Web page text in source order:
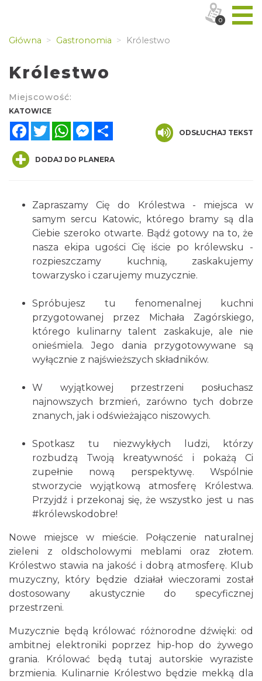
Główna Gastronomia Królestwo
Królestwo
Miejscowość:
KATOWICE
FacebookTwitterWhatsAppMessenger
ODSŁUCHAJ TEKST
DODAJ DO PLANERA
Zapraszamy Cię do Królestwa - miejsca w
samym sercu Katowic, którego bramy są dla
Ciebie szeroko otwarte. Bądź gotowy na to, że
nasza ekipa ugości Cię iście po królewsku -
rozpieszczamy kuchnią, zaskakujemy
towarzysko i czarujemy muzycznie.
Spróbujesz tu fenomenalnej kuchni
przygotowanej przez Michała Zagórskiego,
którego kulinarny talent zaskakuje, ale nie
onieśmiela. Jego dania przygotowywane są
wyłącznie z najświeższych składników.
W wyjątkowej przestrzeni posłuchasz
najnowszych brzmień, zarówno tych dobrze
znanych, jak i odświeżająco niszowych.
Spotkasz tu niezwykłych ludzi, którzy
rozbudzą Twoją kreatywność i pokażą Ci
zupełnie nową perspektywę. Wspólnie
stworzycie wyjątkową atmosferę Królestwa.
Przyjdź i przekonaj się, że wszystko jest u nas
#królewskodobre!
Nowe miejsce w mieście. Połączenie naturalnej
zieleni z oldscholowymi meblami oraz złotem.
Królestwo stawia na jakość i dobrą atmosferę. Klub
muzyczny, który będzie działał wieczorami został
dostosowany akustycznie do specyficznej
przestrzeni.
Muzycznie będą królować różnorodne dźwięki: od
ambitnej elektroniki poprzez hip-hop do żywego
grania. Królować będą tutaj autorskie wyraziste
brzmienia. Kulinarnie Królestwo będzie mekką dla
0